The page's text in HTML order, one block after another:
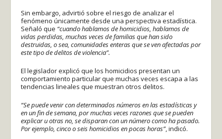
Sin embargo, advirtió sobre el riesgo de analizar el
fenómeno únicamente desde una perspectiva estadística.
Señaló que “cuando hablamos de homicidios, hablamos de
vidas perdidas, muchas veces de familias que han sido
destruidas, o sea, comunidades enteras que se ven afectadas por
este tipo de delitos de violencia”.
El legislador explicó que los homicidios presentan un
comportamiento particular que muchas veces escapa a las
tendencias lineales que muestran otros delitos.
“Se puede venir con determinados números en las estadísticas y
en un fin de semana, por muchas veces razones que se pueden
explicar u otras no, se disparan con un número como ha pasado.
Por ejemplo, cinco o seis homicidios en pocas horas”, indicó.